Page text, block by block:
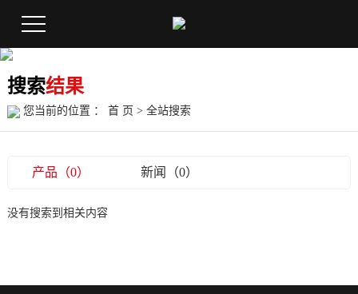
搜索结果
您当前的位置 ： 首 页 > 全站搜索
产品（0） 新闻（0）
没有搜索到相关内容